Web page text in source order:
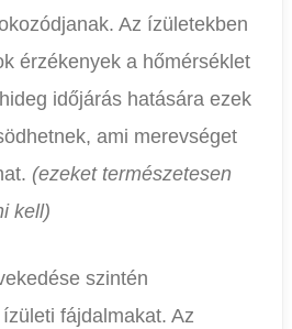
Az ízületekben
érzékenyek a hőmérséklet
időjárás hatására ezek
ami merevséget
(ezeket természetesen
kell)
szintén
fájdalmakat. Az